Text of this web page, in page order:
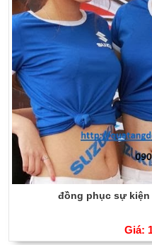
đồng phục sự
Giá: